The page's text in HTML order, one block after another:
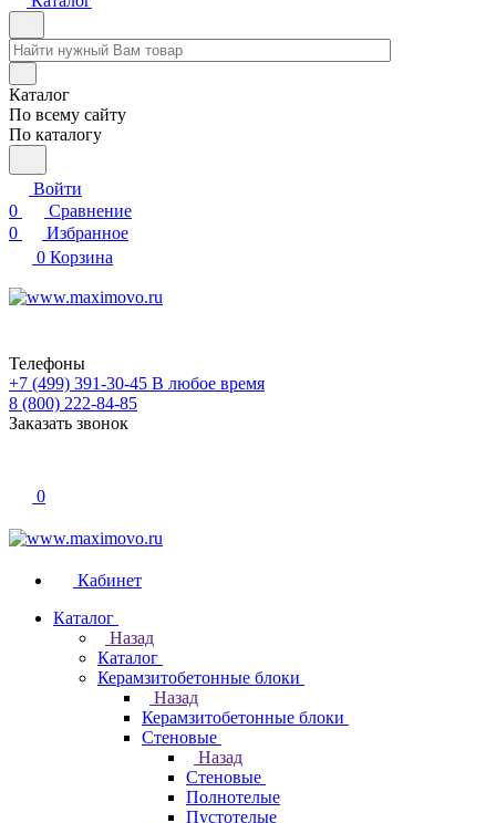
Каталог
По всему сайту
По каталогу
Войти
0
Сравнение
0
Избранное
0 Корзина
Телефоны
+7 (499) 391-30-45 В любое время
8 (800) 222-84-85
Заказать звонок
0
Кабинет
Каталог
Назад
Каталог
Керамзитобетонные блоки
Назад
Керамзитобетонные блоки
Стеновые
Назад
Стеновые
Полнотелые
Пустотелые